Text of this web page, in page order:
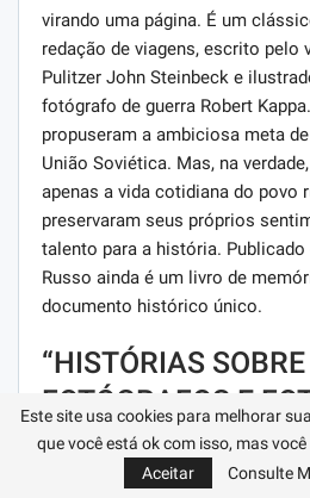
virando uma página. É um
redação de viagens, escrito pelo
Pulitzer John Steinbeck e
fotógrafo de guerra Robert
propuseram a ambiciosa meta
União Soviética. Mas, na
apenas a vida cotidiana do povo
preservaram seus próprios
talento para a história. Publicado
Russo ainda é um livro de
documento histórico único.
“HISTÓRIAS SOBRE
FOTÓGRAFOS E
VLADIMIR NIKITIN
Este site usa cookies para melhorar
que você está ok com isso, mas
Aceitar
Consulte